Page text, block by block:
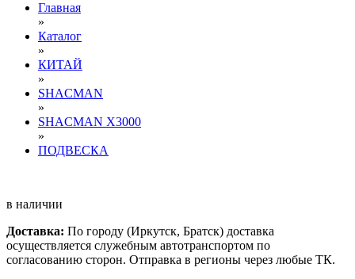
Главная
»
Каталог
»
КИТАЙ
»
SHACMAN
»
SHACMAN X3000
»
ПОДВЕСКА
в наличии
Доставка: По городу (Иркутск, Братск) доставка
осуществляется служебным автотранспортом по
согласованию сторон. Отправка в регионы через любые ТК.